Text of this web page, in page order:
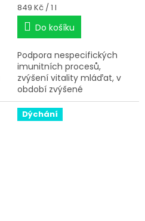
Měrná
cena:
849 Kč / 1 l
Do košíku
Podpora nespecifických
imunitních procesů,
zvýšení vitality mláďat, v
období zvýšené
fyziologické zátěže
organismu zvířat, v období
reprodukce, maximální
Dýchání